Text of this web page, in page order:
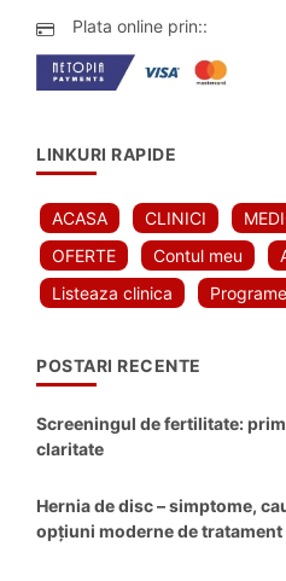
Plata online prin::
LINKURI RAPIDE
ACASA CLINICI
OFERTE
Contul meu
Listeaza clinica
POSTARI RECENTE
Screeningul de fertilitate:
claritate
Hernia de disc – simptome,
opțiuni moderne de tratament